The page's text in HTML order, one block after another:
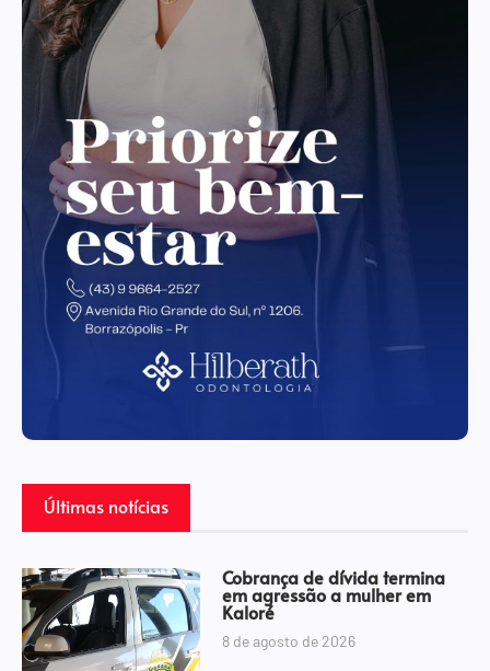
Últimas notícias
Cobrança de dívida termina
em agressão a mulher em
Kaloré
8 de agosto de 2026